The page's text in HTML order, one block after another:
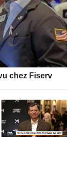
chez Fiserv